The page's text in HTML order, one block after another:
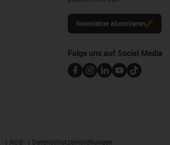
Newsletter abonnieren
Folge uns auf Social Media
AGB Datenschutzeinstellungen